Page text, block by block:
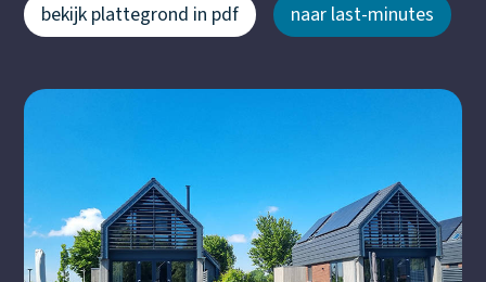
bekijk plattegrond in pdf naar last-minutes